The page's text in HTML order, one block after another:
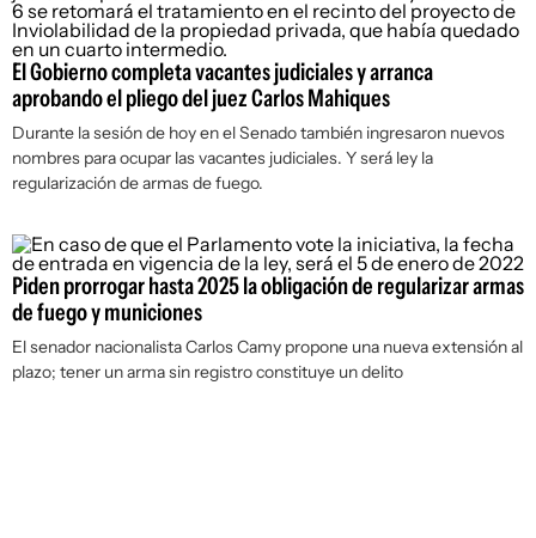
El Gobierno completa vacantes judiciales y arranca
aprobando el pliego del juez Carlos Mahiques
Durante la sesión de hoy en el Senado también ingresaron nuevos
nombres para ocupar las vacantes judiciales. Y será ley la
regularización de armas de fuego.
Piden prorrogar hasta 2025 la obligación de regularizar armas
de fuego y municiones
El senador nacionalista Carlos Camy propone una nueva extensión al
plazo; tener un arma sin registro constituye un delito